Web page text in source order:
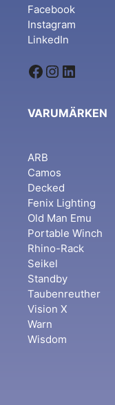
Facebook
Instagram
LinkedIn
Facebook
Instagram
LinkedIn
VARUMÄRKEN
ARB
Camos
Decked
Fenix Lighting
Old Man Emu
Portable Winch
Rhino-Rack
Seikel
Standby
Taubenreuther
Vision X
Warn
Wisdom